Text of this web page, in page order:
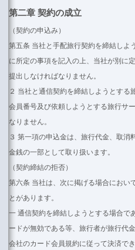
第二章 契約の成立
（契約の申込み）
第五条 当社と手配旅行契約を締結しよ
に所定の事項を記入の上、当社が別に
提出しなければなりません。
２ 当社と通信契約を締結しようとする
会員番号及び依頼しようとする旅行サ
なりません。
３ 第一項の申込金は、旅行代金、取
金銭の一部として取り扱います。
（契約締結の拒否）
第六条 当社は、次に掲げる場合におい
とがあります。
一 通信契約を締結しようとする場合で
ードが無効である等、旅行者が旅行代
会社のカード会員規約に従って決済でき